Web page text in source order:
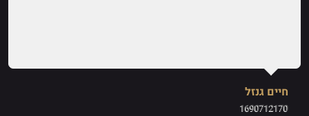
חיים גנזל
1690712170